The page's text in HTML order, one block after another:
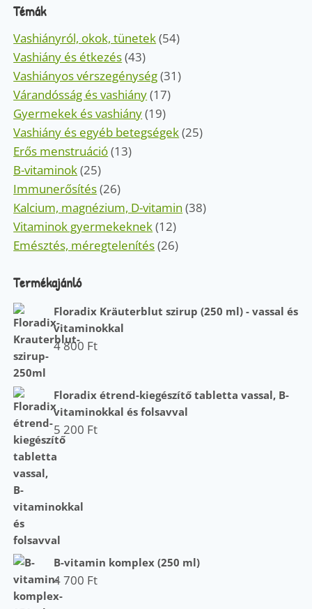
Témák
Vashiányról, okok, tünetek(54)
Vashiány és étkezés(43)
Vashiányos vérszegénység(31)
Várandósság és vashiány(17)
Gyermekek és vashiány(19)
Vashiány és egyéb betegségek(25)
Erős menstruáció(13)
B-vitaminok(25)
Immunerősítés(26)
Kalcium, magnézium, D-vitamin (38)
Vitaminok gyermekeknek(12)
Emésztés, méregtelenítés(26)
Termékajánló
Floradix Kräuterblut szirup (250 ml) - vassal és
vitaminokkal
4 800 Ft
Floradix étrend-kiegészítő tabletta vassal, B-
vitaminokkal és folsavval
5 200 Ft
B-vitamin komplex (250 ml)
4 700 Ft